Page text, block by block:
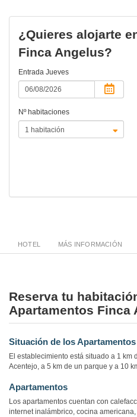
¿Quieres alojarte
Finca Angelus?
Entrada Jueves
Nº habitaciones
HOTEL MÁS INFORMACIÓN
Reserva tu
Apartamentos Finca
Situación de los Apartamentos
El establecimiento está situado a 1 km
Acentejo, a 5 km de un parque y a 10
Apartamentos
Los apartamentos cuentan con
internet inalámbrico, cocina